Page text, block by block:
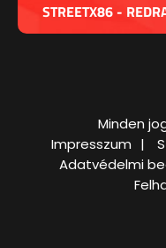
STREETX86 -
Minden
Impresszum
Adatvédelmi